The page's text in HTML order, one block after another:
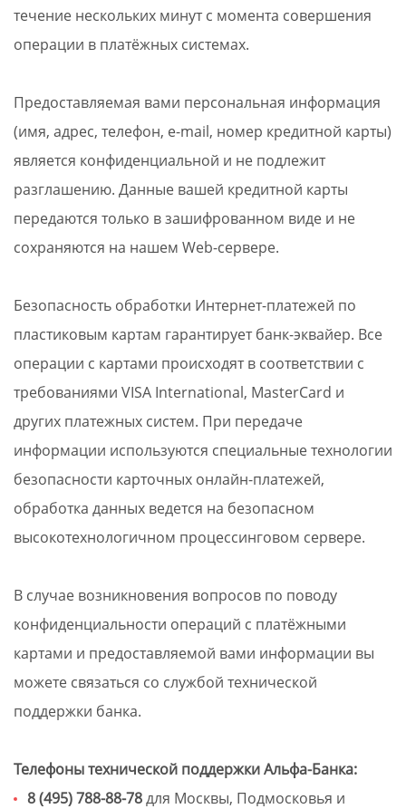
течение нескольких минут с момента совершения
операции в платёжных системах.
Предоставляемая вами персональная информация
(имя, адрес, телефон, e-mail, номер кредитной карты)
является конфиденциальной и не подлежит
разглашению. Данные вашей кредитной карты
передаются только в зашифрованном виде и не
сохраняются на нашем Web-сервере.
Безопасность обработки Интернет-платежей по
пластиковым картам гарантирует банк-эквайер. Все
операции с картами происходят в соответствии с
требованиями VISA International, MasterCard и
других платежных систем. При передаче
информации используются специальные технологии
безопасности карточных онлайн-платежей,
обработка данных ведется на безопасном
высокотехнологичном процессинговом сервере.
В случае возникновения вопросов по поводу
конфиденциальности операций с платёжными
картами и предоставляемой вами информации вы
можете связаться со службой технической
поддержки банка.
Телефоны технической поддержки Альфа-Банка:
8 (495) 788-88-78для Москвы, Подмосковья и